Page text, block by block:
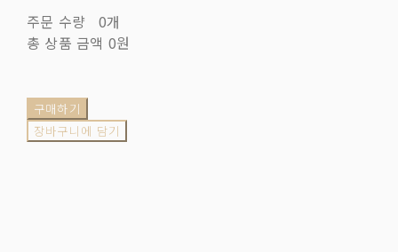
주문 수량
0개
총 상품 금액 0원
구매하기
장바구니에 담기